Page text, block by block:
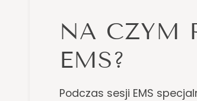
NA CZYM
EMS?
Podczas sesji EMS